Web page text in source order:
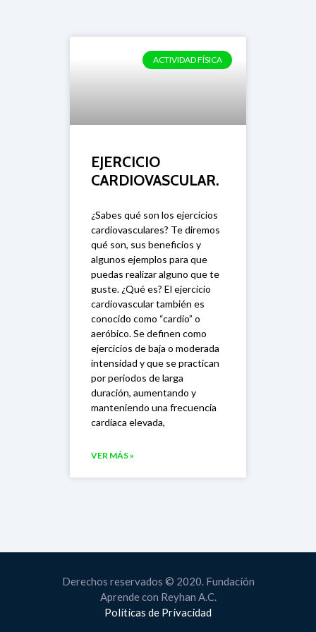
ACTIVIDAD FÍSICA
EJERCICIO
CARDIOVASCULAR.
¿Sabes qué son los ejercicios
cardiovasculares? Te diremos
qué son, sus beneficios y
algunos ejemplos para que
puedas realizar alguno que te
guste. ¿Qué es? El ejercicio
cardiovascular también es
conocido como “cardio” o
aeróbico. Se definen como
ejercicios de baja o moderada
intensidad y que se practican
por periodos de larga
duración, aumentando y
manteniendo una frecuencia
cardiaca elevada,
VER MÁS »
Derechos reservados © 2020. Fundación
Aprende con Reyhan A.C.
Políticas de Privacidad